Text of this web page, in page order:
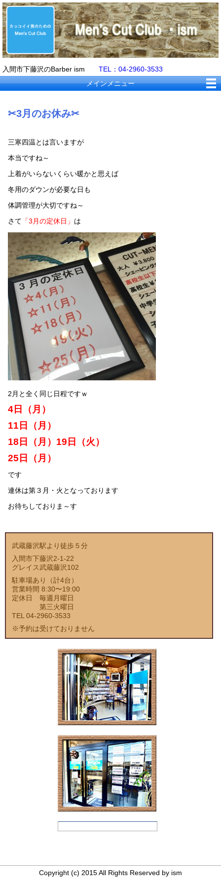
入間市下藤沢のBarber ism TEL：04-2960-3533
メインメニュー
✂3月のお休み✂
三寒四温とは言いますが
本当ですね～
上着がいらないくらい暖かと思えば
冬用のダウンが必要な日も
体調管理が大切ですね～
さて 「3月の定休日」 は
2月と全く同じ日程ですｗ
4日（月）
11日（月）
18日（月）19日（火）
25日（月）
です
連休は第３月・火となっております
お待ちしておりま～す
武蔵藤沢駅より徒歩５分
入間市下藤沢2-1-22
グレイス武蔵藤沢102
駐車場あり（計4台）
営業時間 8:30〜19:00
定休日 毎週月曜日
第三火曜日
TEL 04-2960-3533
※予約は受けておりません
Copyright (c) 2015 All Rights Reserved by ism